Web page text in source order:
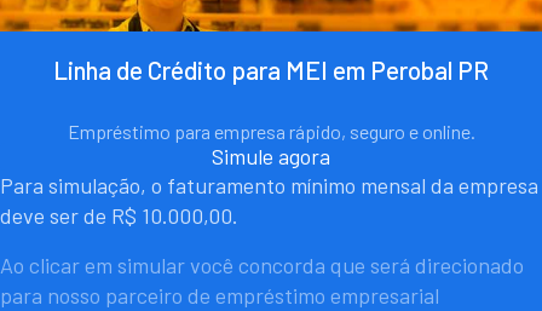
Linha de Crédito para MEI em Perobal PR
Empréstimo para empresa rápido, seguro e online.
Simule agora
Para simulação, o faturamento mínimo mensal da empresa
deve ser de R$ 10.000,00.
Ao clicar em simular você concorda que será direcionado
para nosso parceiro de empréstimo empresarial